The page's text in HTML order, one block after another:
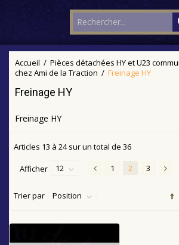
Accueil / Pièces détachées HY et U23
chez Ami de la Traction / Freinage HY
Freinage HY
Freinage HY
Articles 13 à 24sur un total de 36
1
2 3
Afficher 12
Trier par Position